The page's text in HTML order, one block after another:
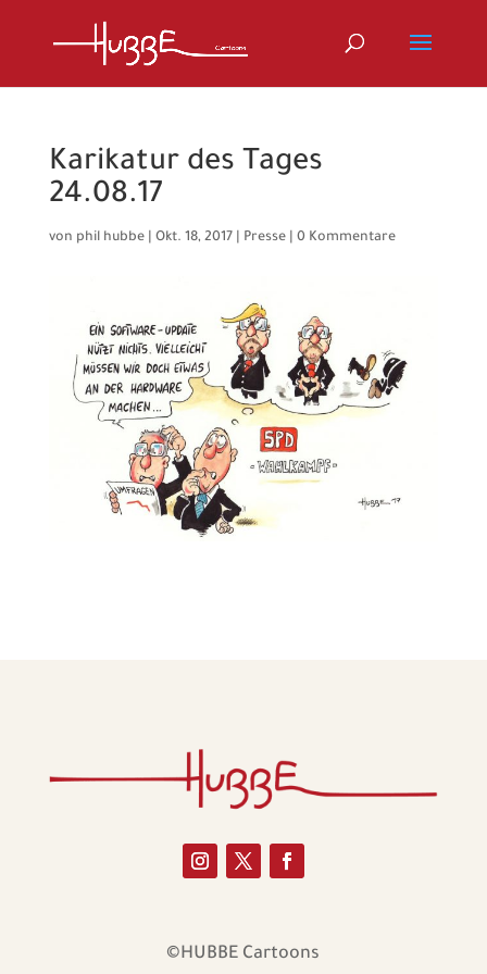
Karikatur des Tages
24.08.17
von phil hubbe| Okt. 18, 2017 Presse| 0 Kommentare
©HUBBE Cartoons